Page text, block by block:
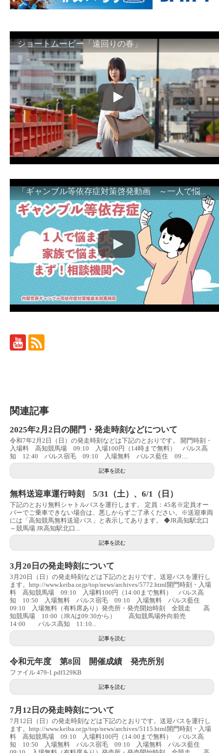
ショートムービー「遠回りの春」
「ギャンブル等依存症対策啓発動画 ～一人で悩まず、家族で悩まず、まず！相談機関へ～」
関連記事
2025年2月2日の開門・発走時刻などについて
令和7年2月2日（日）の発走時刻などは下記のとおりです。 開門時刻・
入場料 高知競馬場 09:10 入場100円（14時まで無料） パルス高
知 12:40 パルス宿毛 09:10 入場無料 パルス藍住 09:...
記事を読む
無料送迎車運行時刻 5/31（土）、6/1（日）
下記のとおり無料シャトルバスを運行します。 定員：45名※定員オー
バーでご乗車できない場合は、悪しからずご了承ください。※送迎車両
には「高知競馬無料送迎バス」と表示してあります。 ◆JR高知駅北口
～競馬場 JR高知駅北口...
記事を読む
3月20日の発走時刻について
3月20日（日）の発走時刻などは下記のとおりです。送迎バスを運行し
ます。http://www.keiba.or.jp/top/news/archives/5772.html開門時刻・入場
料 高知競馬場 09:10 入場料100円（14:00まで無料） パルス高
知 10:50 入場無料 パルス宿毛 09:10 入場無料 パルス藍住
09:10 入場無料（有料席あり）発売所・発売開始時刻 全競走 高
知競馬場 10:00（JRAは09:30から） 高知競馬場外向前売
14:00 パルス高知 11:10...
記事を読む
令和元年度 第8回 開催成績 発売所別
ファイル 479-1.pdf129KB
記事を読む
7月12日の発走時刻について
7月12日（日）の発走時刻などは下記のとおりです。送迎バスを運行し
ます。http://www.keiba.or.jp/top/news/archives/5115.html開門時刻・入場
料 高知競馬場 09:10 入場料100円（14:00まで無料） パルス高
知 10:50 入場無料 パルス宿毛 09:10 入場無料 パルス藍住